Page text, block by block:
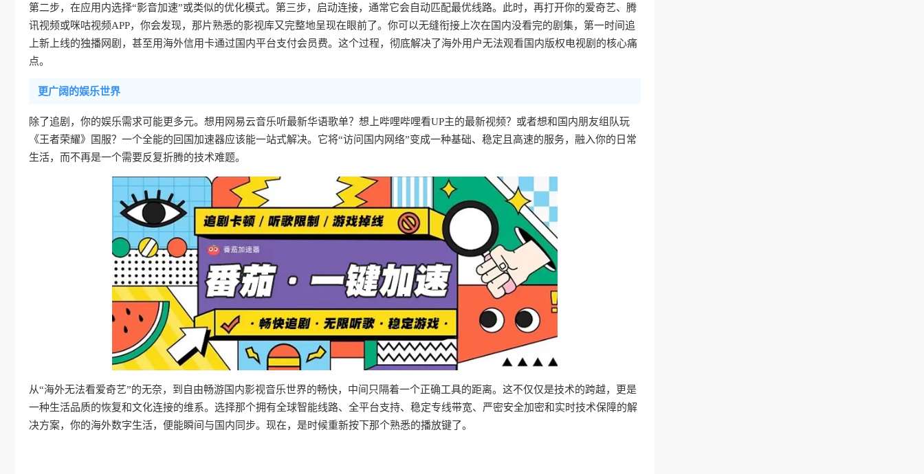
第二步，在应用内选择“影音加速”或类似的优化模式。第三步，启动连接，通常它会自动匹配最优线路。此时，再打开你的爱奇艺、腾
讯视频或咪咕视频APP，你会发现，那片熟悉的影视库又完整地呈现在眼前了。你可以无缝衔接上次在国内没看完的剧集，第一时间追
上新上线的独播网剧，甚至用海外信用卡通过国内平台支付会员费。这个过程，彻底解决了海外用户无法观看国内版权电视剧的核心痛
点。
更广阔的娱乐世界
除了追剧，你的娱乐需求可能更多元。想用网易云音乐听最新华语歌单？想上哔哩哔哩看UP主的最新视频？或者想和国内朋友组队玩
《王者荣耀》国服？一个全能的回国加速器应该能一站式解决。它将“访问国内网络”变成一种基础、稳定且高速的服务，融入你的日常
生活，而不再是一个需要反复折腾的技术难题。
从“海外无法看爱奇艺”的无奈，到自由畅游国内影视音乐世界的畅快，中间只隔着一个正确工具的距离。这不仅仅是技术的跨越，更是
一种生活品质的恢复和文化连接的维系。选择那个拥有全球智能线路、全平台支持、稳定专线带宽、严密安全加密和实时技术保障的解
决方案，你的海外数字生活，便能瞬间与国内同步。现在，是时候重新按下那个熟悉的播放键了。